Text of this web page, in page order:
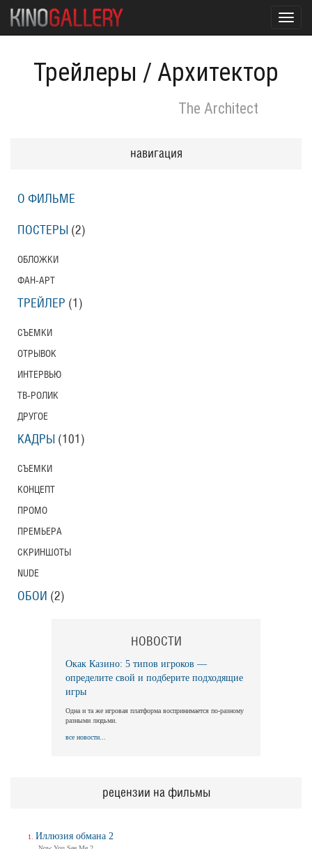
Трейлеры / Архитектор
The Architect
навигация
О ФИЛЬМЕ
ПОСТЕРЫ (2)
ОБЛОЖКИ
ФАН-АРТ
ТРЕЙЛЕР (1)
СЪЕМКИ
ОТРЫВОК
ИНТЕРВЬЮ
ТВ-РОЛИК
ДРУГОЕ
КАДРЫ (101)
СЪЕМКИ
КОНЦЕПТ
ПРОМО
ПРЕМЬЕРА
СКРИНШОТЫ
NUDE
ОБОИ (2)
НОВОСТИ
Окак Казино: 5 типов игроков —
определите свой и подберите подходящие
игры
Одна и та же игровая платформа воспринимается по-разному
разными людьми.
все новости...
рецензии на фильмы
Иллюзия обмана 2